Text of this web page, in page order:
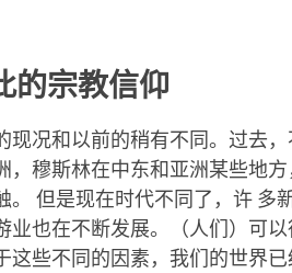
的宗教信仰
现况和以前的稍有不同。过去
，穆斯林在中东和亚洲某些地
。 但是现在时代不同了，许 多
业也在不断发展。（人们）可
这些不同的因素，我们的世界